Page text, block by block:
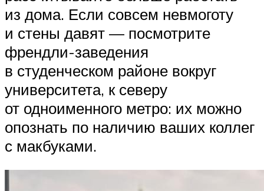
из дома. Если совсем невмоготу
и стены давят — посмотрите
френдли-заведения
в студенческом районе вокруг
университета, к северу
от одноименного метро: их можно
опознать по наличию ваших коллег
с макбуками.